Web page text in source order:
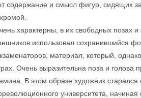
содержание и смысл фигур, сидящих
характерны, в их свободных позах
использовал сохранившийся
материал, который,
Очень выразительна поза и
В этом образе художник старался
университета,